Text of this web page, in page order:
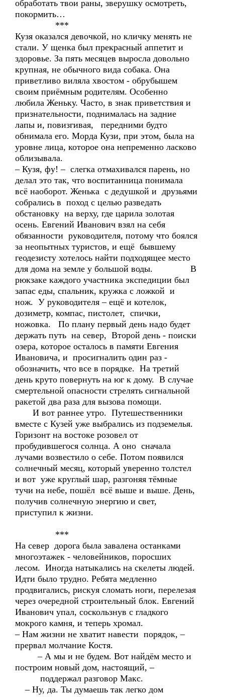
обработать твои раны, зверушку осмотреть,
покормить…
***
Кузя оказался девочкой, но кличку менять не
стали. У щенка был прекрасный аппетит и
здоровье. За пять месяцев выросла довольно
крупная, не обычного вида собака. Она
приветливо виляла хвостом - обрубышем
своим приёмным родителям. Особенно
любила Женьку. Часто, в знак приветствия и
признательности, поднималась на задние
лапы и, повизгивая, передними будто
обнимала его. Морда Кузи, при этом, была на
уровне лица, которое она непременно ласково
облизывала.
– Кузя, фу! – слегка отмахивался парень, но
делал это так, что воспитанница понимала
всё наоборот. Женька с дедушкой и друзьями
собрались в поход с целью разведать
обстановку на верху, где царила золотая
осень. Евгений Иванович взял на себя
обязанности руководителя, потому что боялся
за неопытных туристов, и ещё бывшему
геодезисту хотелось найти подходящее место
для дома на земле у большой воды. В
рюкзаке каждого участника экспедиции был
запас еды, спальник, кружка с ложкой и
нож. У руководителя – ещё и котелок,
дозиметр, компас, пистолет, спички,
ножовка. По плану первый день надо будет
держать путь на север, Второй день - поиски
озера, которое осталось в памяти Евгения
Ивановича, и просигналить один раз -
обозначить, что все в порядке. На третий
день круто повернуть на юг к дому. В случае
смертельной опасности стрелять сигнальной
ракетой два раза для вызова помощи.
И вот раннее утро. Путешественники
вместе с Кузей уже выбрались из подземелья.
Горизонт на востоке розовел от
пробудившегося солнца. А оно сначала
лучами возвестило о себе. Потом появился
солнечный месяц, который уверенно толстел
и вот уже круглый шар, разгоняя тёмные
тучи на небе, пошёл всё выше и выше. День,
получив солнечную энергию и свет,
приступил к жизни.
***
На север дорога была завалена останками
многоэтажек - человейников, поросших
лесом. Иногда натыкались на скелеты людей.
Идти было трудно. Ребята медленно
продвигались, рискуя сломать ноги, перелезая
через очередной строительный блок. Евгений
Иванович упал, соскользнув с гладкого
мокрого камня, и теперь хромал.
– Нам жизни не хватит навести порядок, –
прервал молчание Костя.
– А мы и не будем. Вот найдём место и
построим новый дом, настоящий, –
поддержал разговор Макс.
– Ну, да. Ты думаешь так легко дом